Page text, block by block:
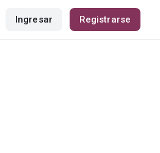
Ingresar Registrarse